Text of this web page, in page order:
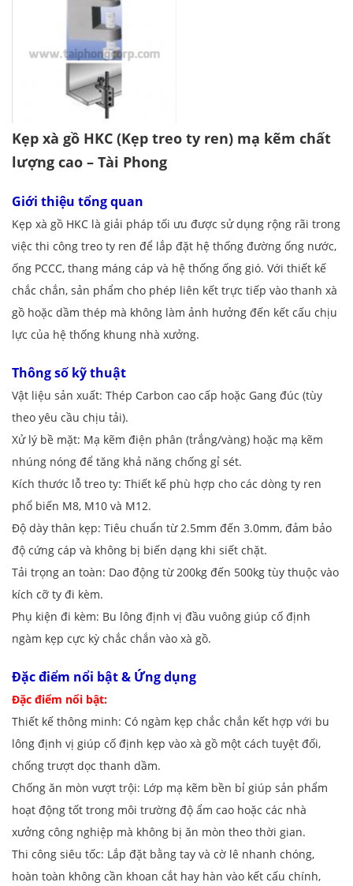
Kẹp xà gồ HKC (Kẹp treo ty ren) mạ kẽm chất
lượng cao – Tài Phong
Giới thiệu tổng quan
Kẹp xà gồ HKC là giải pháp tối ưu được sử dụng rộng rãi trong
việc thi công treo ty ren để lắp đặt hệ thống đường ống nước,
ống PCCC, thang máng cáp và hệ thống ống gió. Với thiết kế
chắc chắn, sản phẩm cho phép liên kết trực tiếp vào thanh xà
gồ hoặc dầm thép mà không làm ảnh hưởng đến kết cấu chịu
lực của hệ thống khung nhà xưởng.
Thông số kỹ thuật
Vật liệu sản xuất: Thép Carbon cao cấp hoặc Gang đúc (tùy
theo yêu cầu chịu tải).
Xử lý bề mặt: Mạ kẽm điện phân (trắng/vàng) hoặc mạ kẽm
nhúng nóng để tăng khả năng chống gỉ sét.
Kích thước lỗ treo ty: Thiết kế phù hợp cho các dòng ty ren
phổ biến M8, M10 và M12.
Độ dày thân kẹp: Tiêu chuẩn từ 2.5mm đến 3.0mm, đảm bảo
độ cứng cáp và không bị biến dạng khi siết chặt.
Tải trọng an toàn: Dao động từ 200kg đến 500kg tùy thuộc vào
kích cỡ ty đi kèm.
Phụ kiện đi kèm: Bu lông định vị đầu vuông giúp cố định
ngàm kẹp cực kỳ chắc chắn vào xà gồ.
Đặc điểm nổi bật & Ứng dụng
Đặc điểm nổi bật:
Thiết kế thông minh: Có ngàm kẹp chắc chắn kết hợp với bu
lông định vị giúp cố định kẹp vào xà gồ một cách tuyệt đối,
chống trượt dọc thanh dầm.
Chống ăn mòn vượt trội: Lớp mạ kẽm bền bỉ giúp sản phẩm
hoạt động tốt trong môi trường độ ẩm cao hoặc các nhà
xưởng công nghiệp mà không bị ăn mòn theo thời gian.
Thi công siêu tốc: Lắp đặt bằng tay và cờ lê nhanh chóng,
hoàn toàn không cần khoan cắt hay hàn vào kết cấu chính,